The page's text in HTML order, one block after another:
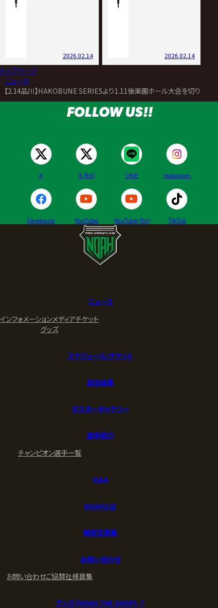
2026.02.14 2026.02.14
トップページ
ニュース
【2.14品川】HAKOBUNE SERIESより1.11後楽園ホール大会を切り取っ
FOLLOW US!!
X X (En) LINE Instagram
Facebook YouTube YouTube (En) TikTok
ニュース
インフォメーションメディアチケット
グッズ
スケジュール/チケット
試合結果
ポスターギャラリー
選手紹介
チャンピオン選手一覧
Q&A
NOAHとは
練習生募集
お問い合わせ
お問い合わせご協賛社様募集
グッズ (NOAH THE SHOP) ↗︎